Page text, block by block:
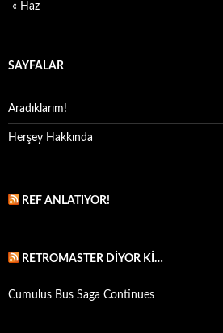
« Haz
SAYFALAR
Aradıklarım!
Herşey Hakkında
REF ANLATIYOR!
RETROMASTER DIYOR KI…
Cumulus Bus Saga Continues